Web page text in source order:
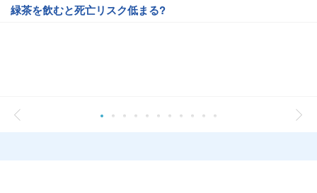
緑茶を飲むと死亡リスク低まる?